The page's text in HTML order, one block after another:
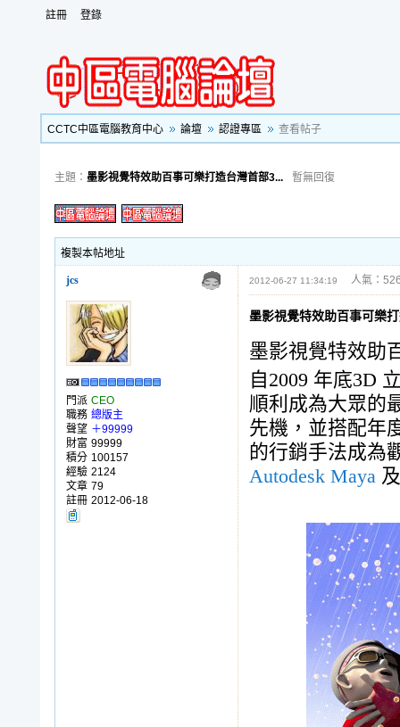
註冊 登錄
CCTC中區電腦教育中心 論壇 認證專區 查看帖子
主題： 墨影視覺特效助百事可樂打造台灣首部3... 暫無回復
複製本帖地址
jcs 2012-06-27 11:34:19 人氣：
門派 CEO
職務 總版主
聲望 ＋99999
財富 99999
積分 100157
經驗 2124
文章 79
註冊 2012-06-18
墨影視覺特效助百事可樂
墨影視覺特效助
自2009 年底3D
順利成為大眾的
先機，並搭配年
的行銷手法成為
Autodesk Maya 及